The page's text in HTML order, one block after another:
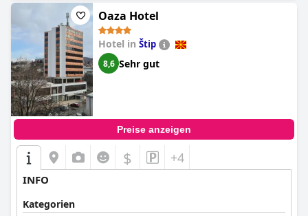
Oaza Hotel
Hotel in Štip
8,6 Sehr gut
Preise anzeigen
$ +4
INFO
Kategorien